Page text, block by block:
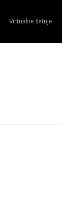
Virtualne šetnje